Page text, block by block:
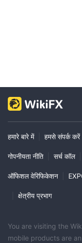
हमारे बारे में हमसे संपर्क करें
गोपनीयता नीति सर्च कॉल
ऑफिशल वेरिफिकेशन
क्षेत्रीय प्रभाग
You are visiting the
mobile products are